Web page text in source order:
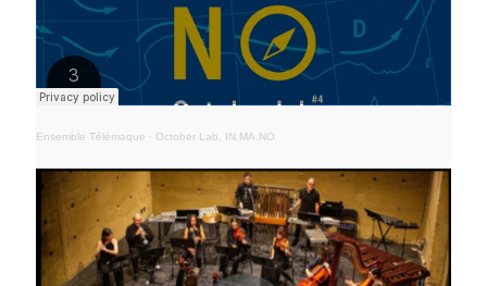
Ensemble Télémaque · October Lab, IN.MA.NO